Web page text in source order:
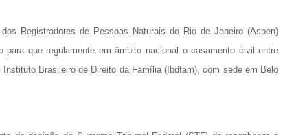
Registradores de Pessoas Naturais do Rio de Janeiro (Aspen)
para que regulamente em âmbito nacional o casamento civil entre
Brasileiro de Direito da Família (Ibdfam), com sede em Belo